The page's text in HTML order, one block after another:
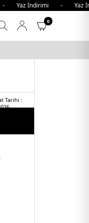
-
0
Tarihi :